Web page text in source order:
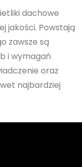
dachowe
jakości. Powstają
zawsze są
i wymagań
oraz
najbardziej